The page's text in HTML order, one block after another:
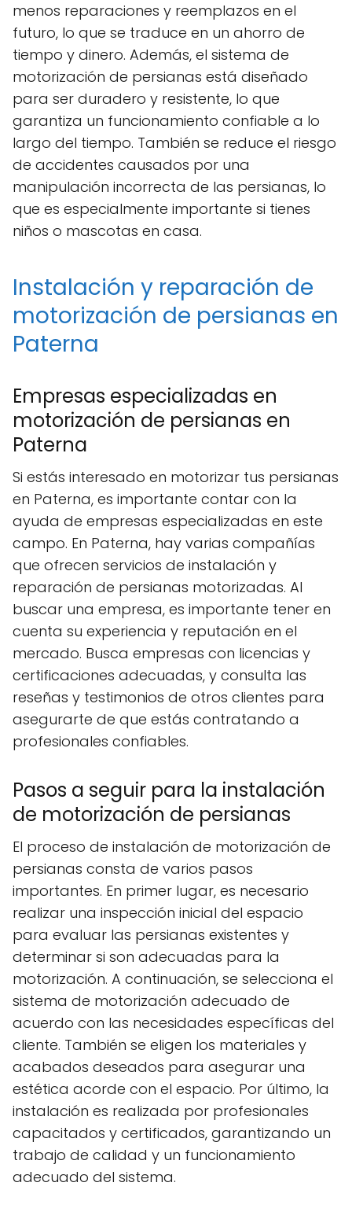
menos reparaciones y reemplazos en el
futuro, lo que se traduce en un ahorro de
tiempo y dinero. Además, el sistema de
motorización de persianas está diseñado
para ser duradero y resistente, lo que
garantiza un funcionamiento confiable a lo
largo del tiempo. También se reduce el riesgo
de accidentes causados por una
manipulación incorrecta de las persianas, lo
que es especialmente importante si tienes
niños o mascotas en casa.
Instalación y reparación de
motorización de persianas en
Paterna
Empresas especializadas en
motorización de persianas en
Paterna
Si estás interesado en motorizar tus persianas
en Paterna, es importante contar con la
ayuda de empresas especializadas en este
campo. En Paterna, hay varias compañías
que ofrecen servicios de instalación y
reparación de persianas motorizadas. Al
buscar una empresa, es importante tener en
cuenta su experiencia y reputación en el
mercado. Busca empresas con licencias y
certificaciones adecuadas, y consulta las
reseñas y testimonios de otros clientes para
asegurarte de que estás contratando a
profesionales confiables.
Pasos a seguir para la instalación
de motorización de persianas
El proceso de instalación de motorización de
persianas consta de varios pasos
importantes. En primer lugar, es necesario
realizar una inspección inicial del espacio
para evaluar las persianas existentes y
determinar si son adecuadas para la
motorización. A continuación, se selecciona el
sistema de motorización adecuado de
acuerdo con las necesidades específicas del
cliente. También se eligen los materiales y
acabados deseados para asegurar una
estética acorde con el espacio. Por último, la
instalación es realizada por profesionales
capacitados y certificados, garantizando un
trabajo de calidad y un funcionamiento
adecuado del sistema.